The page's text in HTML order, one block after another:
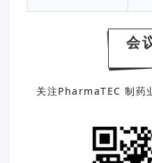
会
关注PharmaTEC 制药